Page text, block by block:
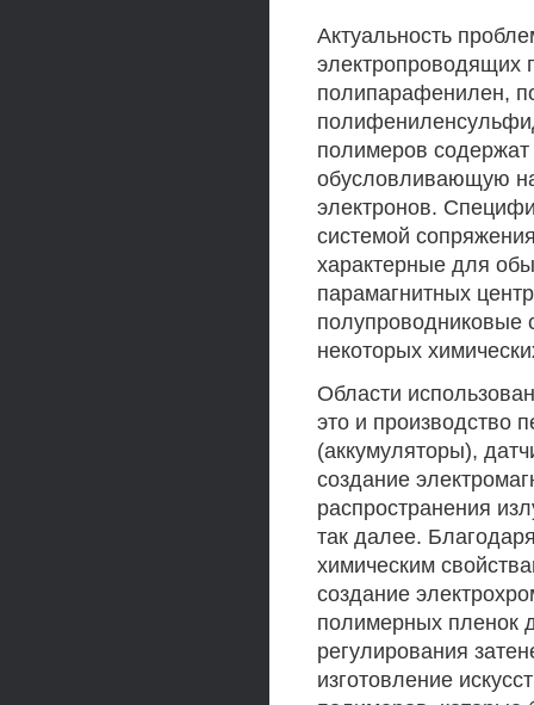
Актуальность
электропроводящих
полипарафенилен,
полимеров
обусловливающую
электронов.
системой
характерные для
парамагнитных
полупроводниковые
некоторых
Области
это и производство
(аккумуляторы),
создание
распространения
так далее.
химическим
создание
полимерных пленок
регулирования
изготовление